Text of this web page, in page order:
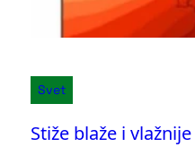
Svet
Stiže blaže i